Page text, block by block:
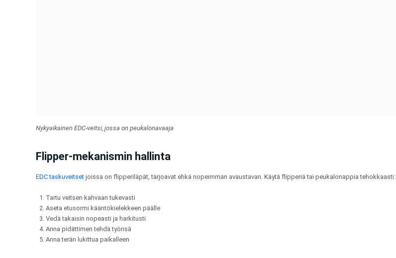
Nykyaikainen EDC-veitsi, jossa on peukalonavaaja
Flipper-mekanismin hallinta
EDC taskuveitset joissa on flipperiläpät, tarjoavat ehkä nopeimman avaustavan. Käytä flipperiä tai peukalonappia tehokkaasti:
Tartu veitsen kahvaan tukevasti
Aseta etusormi kääntökielekkeen päälle
Vedä takaisin nopeasti ja harkitusti
Anna pidättimen tehdä työnsä
Anna terän lukittua paikalleen